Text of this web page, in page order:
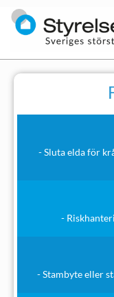
- Sluta elda för
-
- Stambyte eller